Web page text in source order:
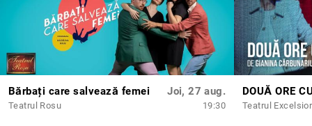
Spectacolul EX este prezentat printr-un acord cu henschel
SCHAUSPIEL Theaterverlag Berlin GmbH, Lausitzer Platz 15,
10997 Berlin, GERMANIA.
Cu:Tudor Istodor, Ana Bianca Popescu, Irina Velcescu
Din motive legate de siguranța dumneavoastră și a echipei artistice,
Bărbați care salvează femei
Teatrul Rosu
Joi, 27 aug.
19:30
DOUĂ ORE